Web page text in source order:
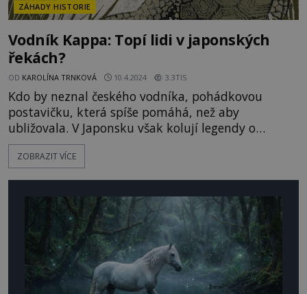
ZÁHADY HISTORIE
Vodník Kappa: Topí lidi v japonských
řekách?
OD KAROLÍNA TRNKOVÁ 10.4.2024 3.3TIS
Kdo by neznal českého vodníka, pohádkovou
postavičku, která spíše pomáhá, než aby
ubližovala. V Japonsku však kolují legendy o
vodníkovi, který má daleko blíže k tajemným
zabijákům. Malý a nenápadný tvor má prý na
zvíře? Kappa neboli říční dítě je prý podivný t
ZOBRAZIT VÍCE